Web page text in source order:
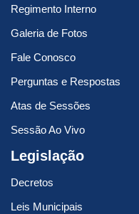
Regimento Interno
Galeria de Fotos
Fale Conosco
Perguntas e Respostas
Atas de Sessões
Sessão Ao Vivo
Legislação
Decretos
Leis Municipais